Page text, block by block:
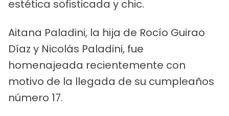
estética sofisticada y chic.
Aitana Paladini, la hija de Rocío Guirao
Díaz y Nicolás Paladini, fue
homenajeada recientemente con
motivo de la llegada de su cumpleaños
número 17.